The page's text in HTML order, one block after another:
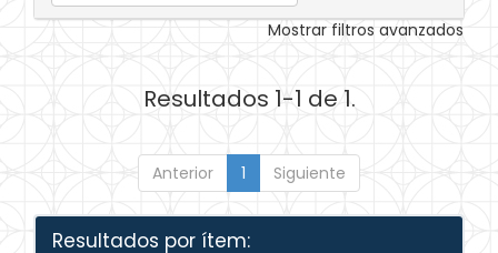
Mostrar filtros avanzados
Resultados 1-1 de 1.
Anterior 1 Siguiente
Resultados por ítem: